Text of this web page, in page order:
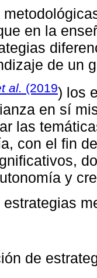
en la
de un
al. (2019) los
en sí
las
con el fin
y
estrategias
de